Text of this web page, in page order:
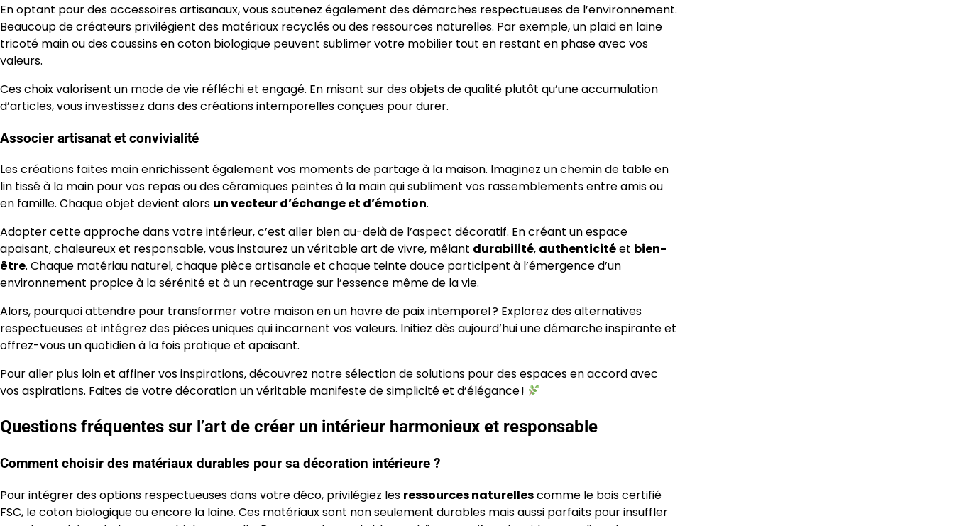
En optant pour des accessoires artisanaux, vous soutenez également des démarches respectueuses de l’environnement.
Beaucoup de créateurs privilégient des matériaux recyclés ou des ressources naturelles. Par exemple, un plaid en laine
tricoté main ou des coussins en coton biologique peuvent sublimer votre mobilier tout en restant en phase avec vos
valeurs.
Ces choix valorisent un mode de vie réfléchi et engagé. En misant sur des objets de qualité plutôt qu’une accumulation
d’articles, vous investissez dans des créations intemporelles conçues pour durer.
Associer artisanat et convivialité
Les créations faites main enrichissent également vos moments de partage à la maison. Imaginez un chemin de table en
lin tissé à la main pour vos repas ou des céramiques peintes à la main qui subliment vos rassemblements entre amis ou
en famille. Chaque objet devient alors un vecteur d’échange et d’émotion.
Adopter cette approche dans votre intérieur, c’est aller bien au-delà de l’aspect décoratif. En créant un espace
apaisant, chaleureux et responsable, vous instaurez un véritable art de vivre, mêlant durabilité, authenticitéet bien-
être. Chaque matériau naturel, chaque pièce artisanale et chaque teinte douce participent à l’émergence d’un
environnement propice à la sérénité et à un recentrage sur l’essence même de la vie.
Alors, pourquoi attendre pour transformer votre maison en un havre de paix intemporel ? Explorez des alternatives
respectueuses et intégrez des pièces uniques qui incarnent vos valeurs. Initiez dès aujourd’hui une démarche inspirante et
offrez-vous un quotidien à la fois pratique et apaisant.
Pour aller plus loin et affiner vos inspirations, découvrez notre sélection de solutions pour des espaces en accord avec
vos aspirations. Faites de votre décoration un véritable manifeste de simplicité et d’élégance !
Questions fréquentes sur l’art de créer un intérieur harmonieux et responsable
Comment choisir des matériaux durables pour sa décoration intérieure ?
Pour intégrer des options respectueuses dans votre déco, privilégiez les ressources naturellescomme le bois certifié
FSC, le coton biologique ou encore la laine. Ces matériaux sont non seulement durables mais aussi parfaits pour insuffler